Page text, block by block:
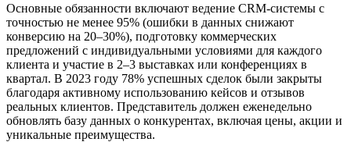
Основные обязанности включают ведение CRM-системы с
точностью не менее 95% (ошибки в данных снижают
конверсию на 20–30%), подготовку коммерческих
предложений с индивидуальными условиями для каждого
клиента и участие в 2–3 выставках или конференциях в
квартал. В 2023 году 78% успешных сделок были закрыты
благодаря активному использованию кейсов и отзывов
реальных клиентов. Представитель должен еженедельно
обновлять базу данных о конкурентах, включая цены, акции и
уникальные преимущества.